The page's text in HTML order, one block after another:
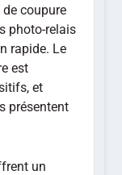
de coupure
photo-relais
rapide. Le
est
et
présentent
un